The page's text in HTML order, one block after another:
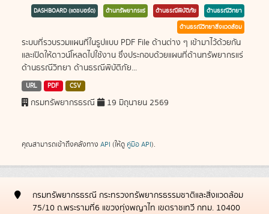
DASHBOARD (แดชบอร์ด) ด้านทรัพยากรแร่ ด้านธรณีพิบัติภัย
ด้านธรณีวิทยา
ด้านธรณีวิทยาสิ่งแวดล้อม
ระบบที่รวบรวมแผนที่ในรูปแบบ PDF File ด้านต่าง ๆ เข้ามาไว้ด้วยกัน
และเปิดให้ดาวน์โหลดไปใช้งาน ซึ่งประกอบด้วยแผนที่ด้านทรัพยากรแร่
ด้านธรณีวิทยา ด้านธรณีพิบัติภัย...
URL PDF CSV
กรมทรัพยากรธรณี 19 มิถุนายน 2569
คุณสามารถเข้าถึงคลังทาง API (ให้ดู คู่มือ API).
กรมทรัพยากรธรณี กระทรวงทรัพยากรธรรมชาติและสิ่งแวดล้อม
75/10 ถ.พระรามที่6 แขวงทุ่งพญาไท เขตราชเทวี กทม. 10400